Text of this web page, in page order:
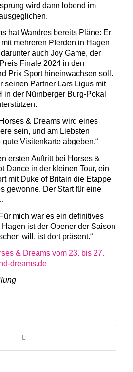
wird dann lobend im
hat Wandres bereits Pläne: Er
mehreren Pferden in Hagen
auch Joy Game, der
Finale 2024 in den
Prix Sport hineinwachsen soll.
seinen Partner Lars Ligus mit
in der Nürnberger Burg-Pokal
& Dreams wird eines
sein, und am Liebsten
Visitenkarte abgeben.“
ersten Auftritt bei Horses &
Dance in der kleinen Tour, ein
mit Duke of Britain die Etappe
gewonne. Der Start für eine
mich war es ein definitives
ist der Opener der Saison
will, ist dort präsent.“
& Dreams vom 23. bis 27.
dreams.de